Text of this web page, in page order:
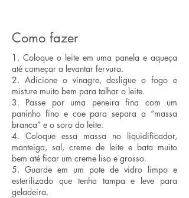
Como fazer
1. Coloque o leite em uma panela e aqueça
até começar a levantar fervura.
2. Adicione o vinagre, desligue o fogo e
misture muito bem para talhar o leite.
3. Passe por uma peneira fina com um
paninho fino e coe para separa a “massa
branca” e o soro do leite.
4. Coloque essa massa no liquidificador,
manteiga, sal, creme de leite e bata muito
bem até ficar um creme liso e grosso.
5. Guarde em um pote de vidro limpo e
esterilizado que tenha tampa e leve para
geladeira.